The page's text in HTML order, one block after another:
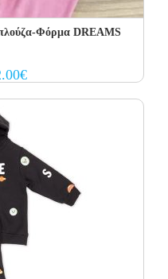
Φόρμα DREAMS
€Current
price